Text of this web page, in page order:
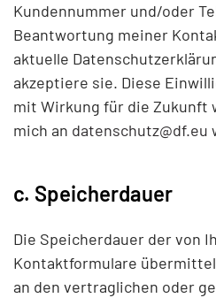
Kundennummer und/oder
Beantwortung meiner
aktuelle
akzeptiere sie. Diese
mit Wirkung für die Zukunft
mich an datenschutz@df.eu
c. Speicherdauer
Die Speicherdauer der von
Kontaktformulare
an den vertraglichen oder